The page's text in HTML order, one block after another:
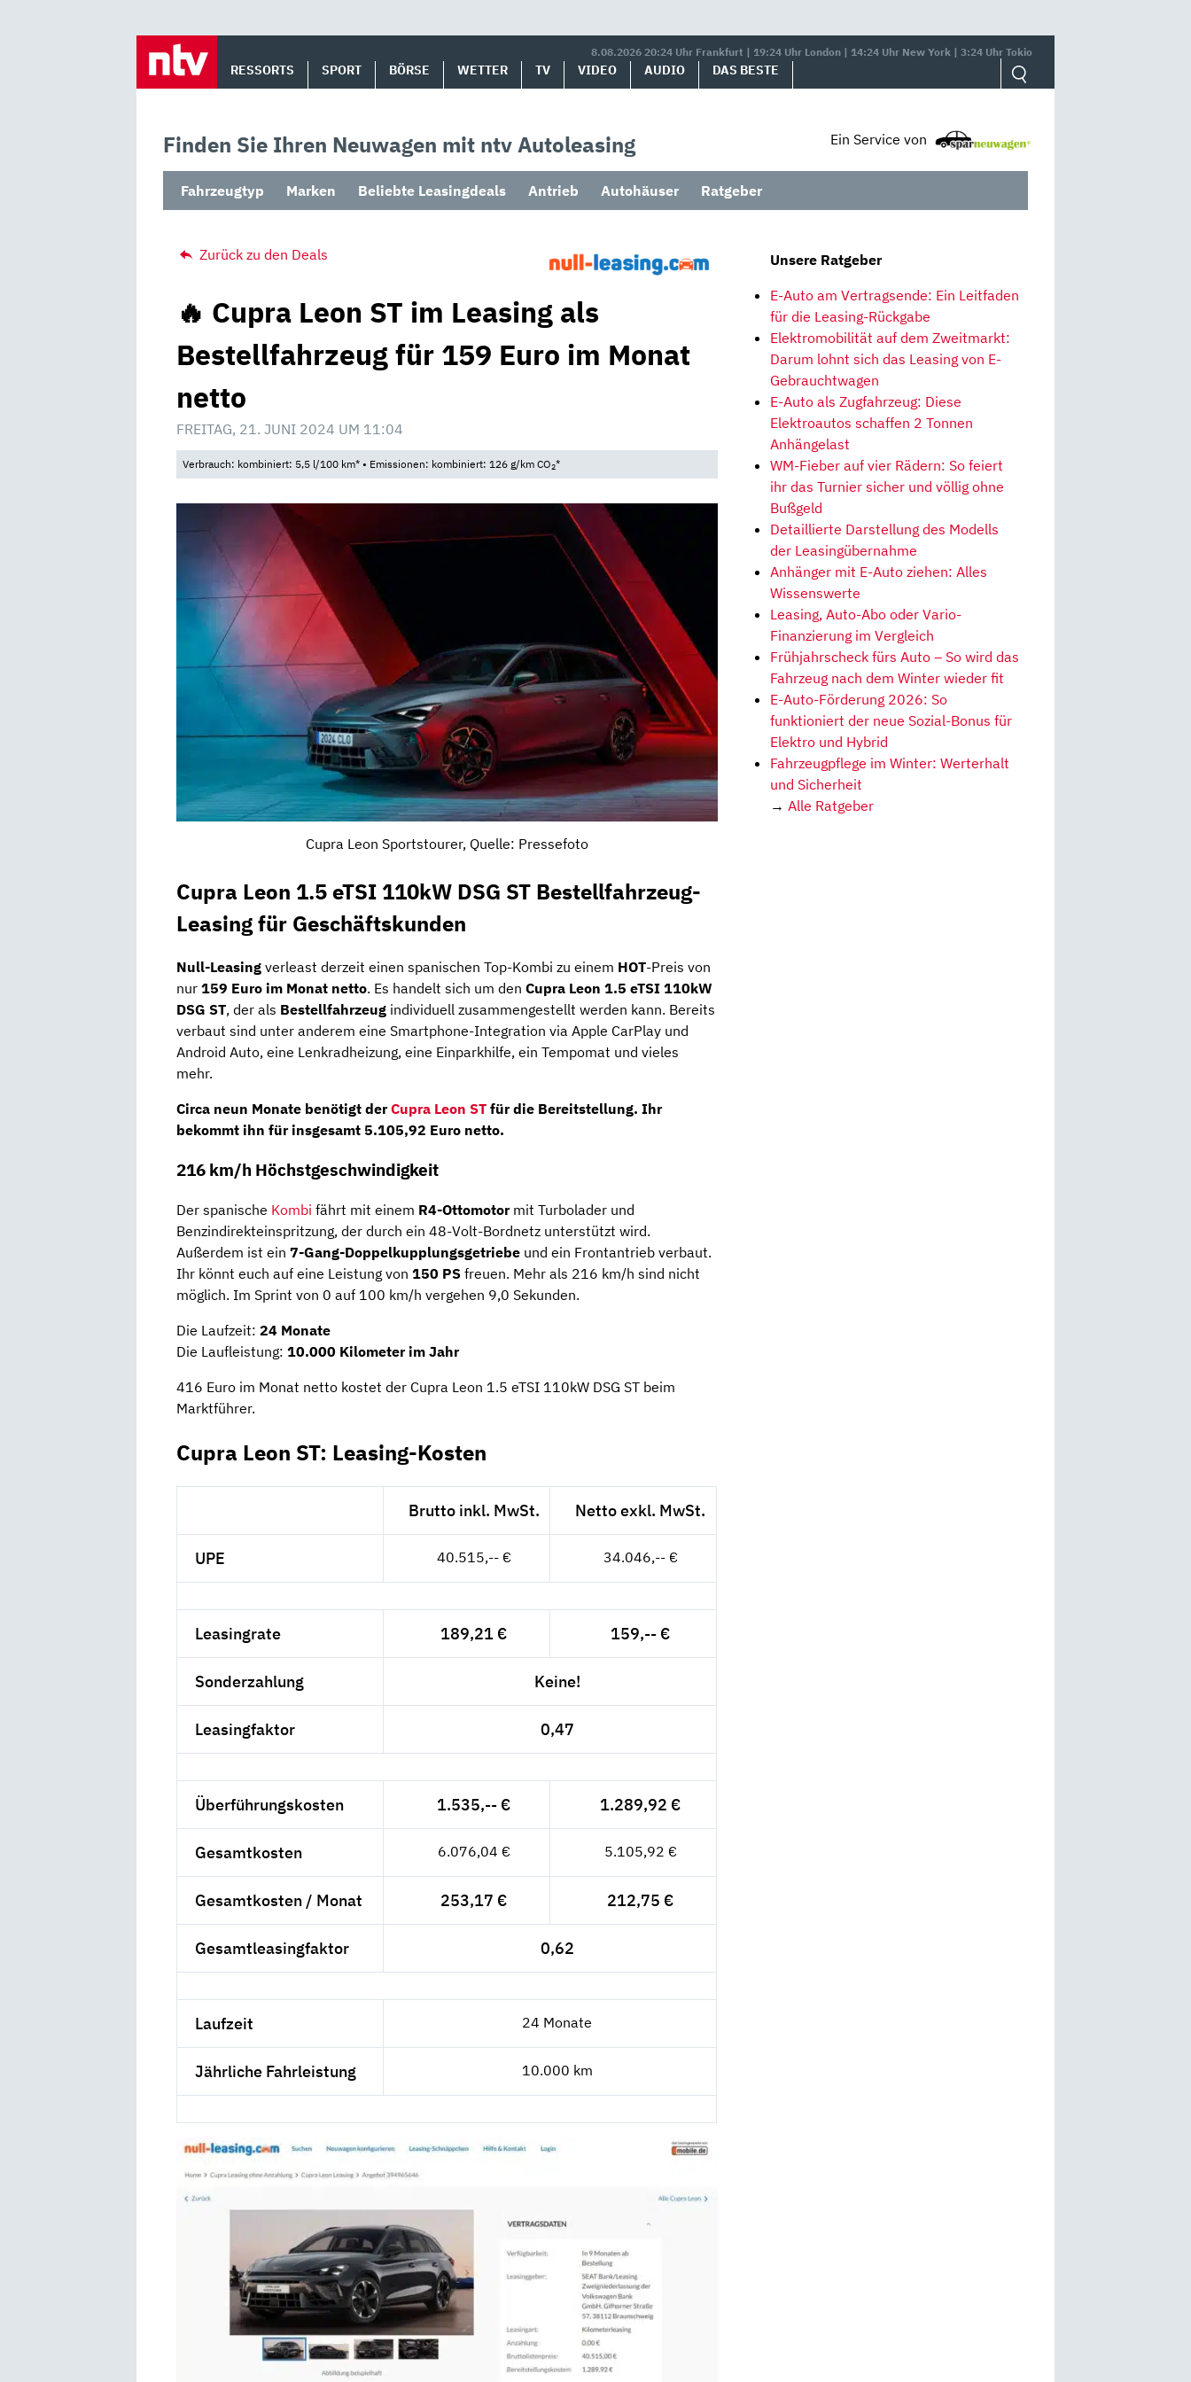
8.08.2026 20:24 Uhr Frankfurt | 19:24 Uhr London | 14:24 Uhr New York | 3:24 Uhr Tokio
RESSORTS SPORT BÖRSE WETTER TV VIDEO AUDIO DAS BESTE
Finden Sie Ihren Neuwagen mit ntv Autoleasing Ein Service von
Fahrzeugtyp Marken Beliebte Leasingdeals Antrieb Autohäuser Ratgeber
Zurück zu den Deals
🔥 Cupra Leon ST im Leasing als
Bestellfahrzeug für 159 Euro im Monat
netto
FREITAG, 21. JUNI 2024 UM 11:04
Verbrauch: kombiniert: 5,5 l/100 km* • Emissionen: kombiniert: 126 g/km CO2*
Cupra Leon Sportstourer, Quelle: Pressefoto
Cupra Leon 1.5 eTSI 110kW DSG ST Bestellfahrzeug-
Leasing für Geschäftskunden
Null-Leasing verleast derzeit einen spanischen Top-Kombi zu einem HOT-Preis von
nur 159 Euro im Monat netto. Es handelt sich um den Cupra Leon 1.5 eTSI 110kW
DSG ST, der als Bestellfahrzeug individuell zusammengestellt werden kann. Bereits
verbaut sind unter anderem eine Smartphone-Integration via Apple CarPlay und
Android Auto, eine Lenkradheizung, eine Einparkhilfe, ein Tempomat und vieles
mehr.
Circa neun Monate benötigt derCupra Leon ST für die Bereitstellung. Ihr
bekommt ihn für insgesamt 5.105,92 Euro netto.
216 km/h Höchstgeschwindigkeit
Der spanische Kombi fährt mit einem R4-Ottomotormit Turbolader und
Benzindirekteinspritzung, der durch ein 48-Volt-Bordnetz unterstützt wird.
Außerdem ist ein 7-Gang-Doppelkupplungsgetriebe und ein Frontantrieb verbaut.
Ihr könnt euch auf eine Leistung von 150 PS freuen. Mehr als 216 km/h sind nicht
möglich. Im Sprint von 0 auf 100 km/h vergehen 9,0 Sekunden.
Die Laufzeit: 24 Monate
Die Laufleistung: 10.000 Kilometer im Jahr
416 Euro im Monat netto kostet der Cupra Leon 1.5 eTSI 110kW DSG ST beim
Marktführer.
Cupra Leon ST: Leasing-Kosten
Brutto inkl. MwSt. Netto exkl. MwSt.
UPE 40.515,-- € 34.046,-- €
Leasingrate 189,21 € 159,-- €
Sonderzahlung Keine!
Leasingfaktor 0,47
Überführungskosten 1.535,-- € 1.289,92 €
Gesamtkosten 6.076,04 € 5.105,92 €
Gesamtkosten / Monat 253,17 € 212,75 €
Gesamtleasingfaktor 0,62
Laufzeit 24 Monate
Jährliche Fahrleistung 10.000 km
Unsere Ratgeber
E-Auto am Vertragsende: Ein Leitfaden
für die Leasing-Rückgabe
Elektromobilität auf dem Zweitmarkt:
Darum lohnt sich das Leasing von E-
Gebrauchtwagen
E-Auto als Zugfahrzeug: Diese
Elektroautos schaffen 2 Tonnen
Anhängelast
WM-Fieber auf vier Rädern: So feiert
ihr das Turnier sicher und völlig ohne
Bußgeld
Detaillierte Darstellung des Modells
der Leasingübernahme
Anhänger mit E-Auto ziehen: Alles
Wissenswerte
Leasing, Auto-Abo oder Vario-
Finanzierung im Vergleich
Frühjahrscheck fürs Auto – So wird das
Fahrzeug nach dem Winter wieder fit
E-Auto-Förderung 2026: So
funktioniert der neue Sozial-Bonus für
Elektro und Hybrid
Fahrzeugpflege im Winter: Werterhalt
und Sicherheit
→ Alle Ratgeber